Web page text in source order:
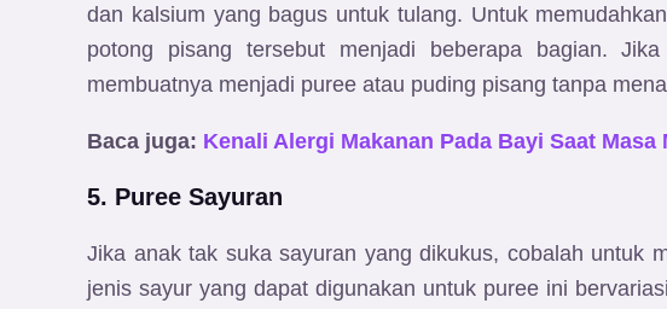
dan kalsium yang bagus untuk tulang. Untuk
potong pisang tersebut menjadi beberapa bagian.
membuatnya menjadi puree atau puding pisang tanpa
Baca juga: Kenali Alergi Makanan Pada Bayi Saat Masa
5. Puree Sayuran
Jika anak tak suka sayuran yang dikukus, cobalah untuk
jenis sayur yang dapat digunakan untuk puree ini